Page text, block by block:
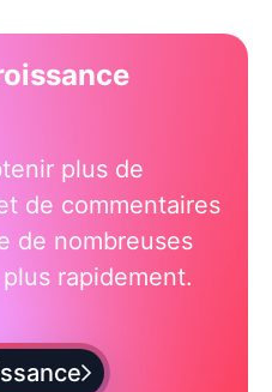
plus de
de commentaires
de nombreuses
rapidement.